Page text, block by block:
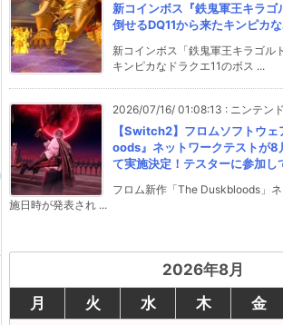
新コインボス『鉄鬼軍王キラゴ
倒せるDQ11から来たキンピカな
新コインボス「鉄鬼軍王キラゴル
キンピカなドラクエ11のボス ...
2026/07/16/ 01:08:13 : ニンテン
【Switch2】フロムソフトウ
oods』ネットワークテストが8
て実施決定！テスターに参加し
フロム新作「The Duskbloods」
施日時が発表され ...
2026年8月
月
火 水 木 金